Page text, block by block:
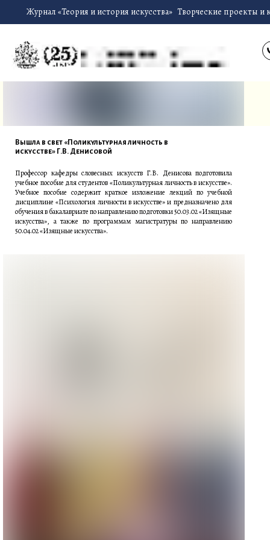
Журнал «Теория и история искусства» Творческие проекты и
Профессор кафедры словесных искусств Г.В. Денисова подготовила
учебное пособие для студентов «Поликультурная личность в искусстве».
Учебное пособие содержит краткое изложение лекций по учебной
дисциплине «Психология личности в искусстве» и предназначено для
обучения в бакалавриате по направлению подготовки 50.03.02 «Изящные
искусства», а также по программам магистратуры по направлению
50.04.02 «Изящные искусства».
Вышла в свет «Поликультурная личность в
искусстве» Г.В. Денисовой